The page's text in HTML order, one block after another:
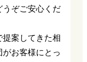
うぞご安心くだ
案してきた相
お客様にとっ